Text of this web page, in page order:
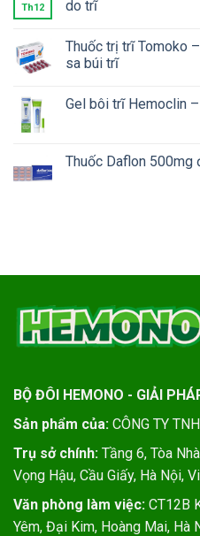
Th12
do trĩ
Thuốc trị trĩ Tomoko
sa búi trĩ
Gel bôi trĩ Hemoclin
Thuốc Daflon 500mg
BỘ ĐÔI HEMONO - GIẢI
Sản phẩm của: CÔNG TY
Trụ sở chính: Tầng 6, Tòa
Vọng Hậu, Cầu Giấy, Hà Nội,
Văn phòng làm việc: CT12B
Yêm, Đại Kim, Hoàng Mai, Hà